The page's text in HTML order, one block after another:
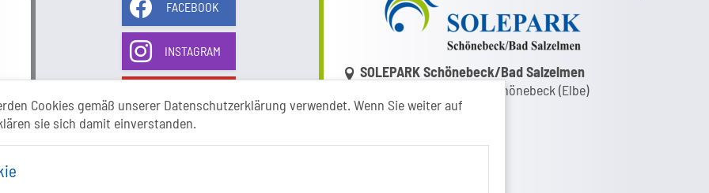
Cookies gemäß unserer Datenschutzerklärung verwendet. Wenn Sie weiter auf
sie sich damit einverstanden.
FACEBOOK
INSTAGRAM
Link zur Google-Maps Navigation
SOLEPARK Schönebeck/Bad Salzelmen
Eigenbetrieb der Stadt Schönebeck (Elbe)
Badepark 1